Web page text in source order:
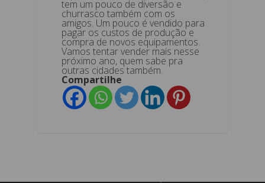
tem um pouco de diversão e
churrasco também com os
amigos. Um pouco é vendido para
pagar os custos de produção e
compra de novos equipamentos.
Vamos tentar vender mais nesse
próximo ano, quem sabe pra
outras cidades também.
Compartilhe